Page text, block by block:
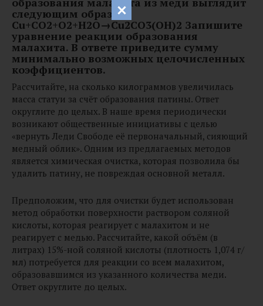
следующим образом:
Cu+CO2+O2+H2O→Cu2CO3(OH)2 Запишите
уравнение реакции образования
малахита. В ответе приведите сумму
минимально возможных целочисленных
коэффициентов.
Рассчитайте, на сколько килограммов увеличилась
масса статуи за счёт образования патины. Ответ
округлите до целых. В наше время периодически
возникают общественные инициативы с целью
«вернуть Леди Свободе её первоначальный, сияющий
медный облик». Одним из предлагаемых методов
является химическая очистка, которая позволила бы
удалить патину, не повреждая основной металл.
Предположим, что для очистки будет использован
метод обработки поверхности раствором соляной
кислоты, которая реагирует с малахитом и не
реагирует с медью. Рассчитайте, какой объём (в
литрах) 15%-ной соляной кислоты (плотность 1,074 г/
мл) потребуется для реакции со всем малахитом,
образовавшимся из указанного количества меди.
Ответ округлите до целых.